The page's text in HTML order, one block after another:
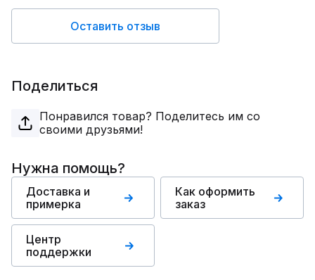
Оставить отзыв
Поделиться
Понравился товар? Поделитесь им со
своими друзьями!
Нужна помощь?
Доставка и
примерка
Как оформить
заказ
Центр
поддержки